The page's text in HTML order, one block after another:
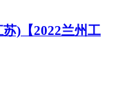
)【2022兰州工